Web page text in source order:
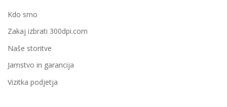
Kdo smo
Zakaj izbrati 300dpi.com
Naše storitve
Jamstvo in garancija
Vizitka podjetja